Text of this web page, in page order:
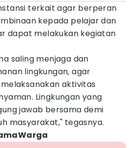
terkait agar berperan
kepada pelajar dan
dapat melakukan kegiatan
saling menjaga dan
lingkungan, agar
aktivitas
Lingkungan yang
jawab bersama demi
masyarakat," tegasnya.